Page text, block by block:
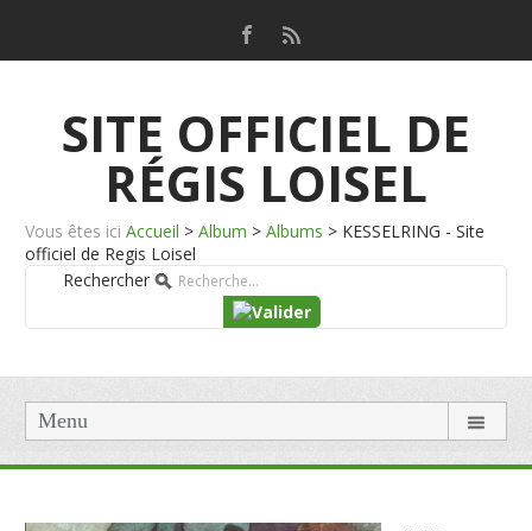
SITE OFFICIEL DE
RÉGIS LOISEL
Vous êtes ici Accueil > Album > Albums > KESSELRING - Site
officiel de Regis Loisel
Rechercher
Menu